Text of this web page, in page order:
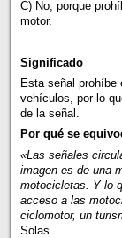
C) No, porque
motor.
Significado
Esta señal
vehículos, por lo
de la señal.
Por qué se
«Las señales
imagen es de una
motocicletas. Y lo
acceso a las
ciclomotor, un
Solas.